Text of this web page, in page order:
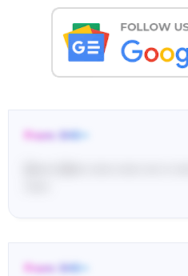
From: SHE••
From: SHE••